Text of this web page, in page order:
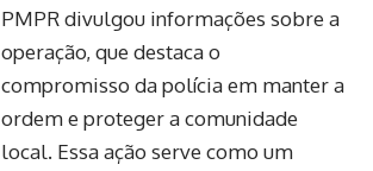
PMPR divulgou informações sobre a
operação, que destaca o
compromisso da polícia em manter a
ordem e proteger a comunidade
local. Essa ação serve como um